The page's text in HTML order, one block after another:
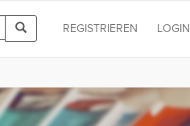
LOGIN
REGISTRIEREN